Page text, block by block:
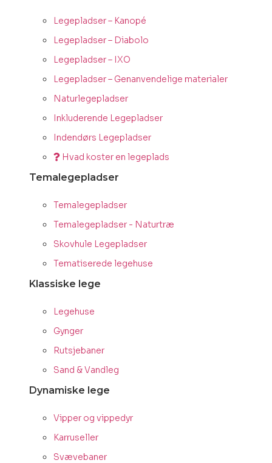
Legepladser – Kanopé
Legepladser – Diabolo
Legepladser – IXO
Legepladser – Genanvendelige materialer
Naturlegepladser
Inkluderende Legepladser
Indendørs Legepladser
Hvad koster en legeplads
Temalegepladser
Temalegepladser
Temalegepladser - Naturtræ
Skovhule Legepladser
Tematiserede legehuse
Klassiske lege
Legehuse
Gynger
Rutsjebaner
Sand & Vandleg
Dynamiske lege
Vipper og vippedyr
Karruseller
Svævebaner